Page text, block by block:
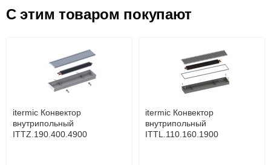
Подробнее о доставке
4 910
Подробнее
5 702
Подробнее
SGL.800.340 цвета
Подробнее
SGL.800.400 цвета
Подробнее
C этим товаром покупают
itermic Конвектор
внутрипольный
ITTZ.190.400.4900
itermic Конвектор
внутрипольный
ITTL.110.160.1900